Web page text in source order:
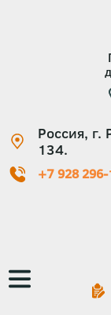
Россия, г.
134.
+7 928
Основная
навигация